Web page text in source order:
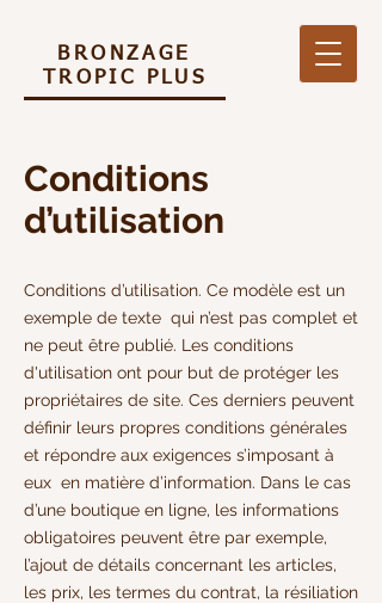
BRONZAGE
TROPIC PLUS
Conditions
d’utilisation
Conditions d’utilisation. Ce modèle est un
exemple de texte qui n’est pas complet et
ne peut être publié. Les conditions
d'utilisation ont pour but de protéger les
propriétaires de site. Ces derniers peuvent
définir leurs propres conditions générales
et répondre aux exigences s’imposant à
eux en matière d’information. Dans le cas
d’une boutique en ligne, les informations
obligatoires peuvent être par exemple,
l’ajout de détails concernant les articles,
les prix, les termes du contrat, la résiliation